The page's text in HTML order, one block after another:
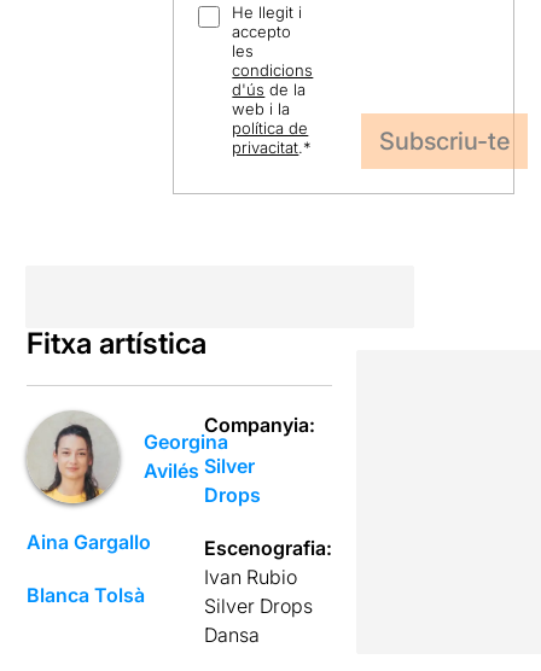
He llegit i
accepto
les
condicions
d'ús de la
web i la
política de
privacitat.*
Fitxa artística
Georgina
Avilés
Aina Gargallo
Blanca Tolsà
Companyia:
Silver
Drops
Escenografia:
Ivan Rubio
Silver Drops
Dansa